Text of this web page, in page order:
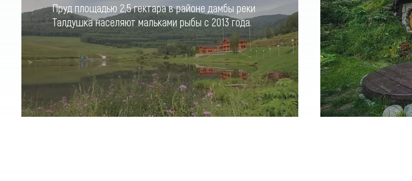
Пруд площадью 2,5 гектара в районе дамбы реки
Талдушка населяют мальками рыбы с 2013 года.